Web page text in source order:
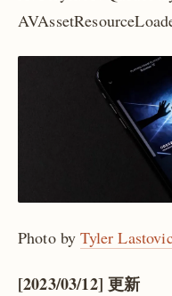
Photo byTyler
[2023/03/12] 更新